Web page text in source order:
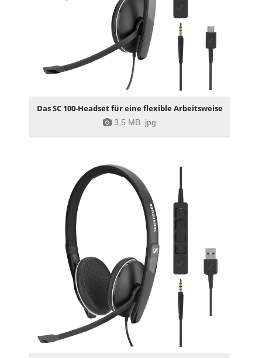
Das SC 100-Headset für eine flexible Arbeitsweise
3,5 MB .jpg